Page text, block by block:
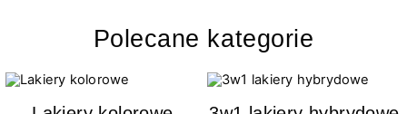
Polecane kategorie